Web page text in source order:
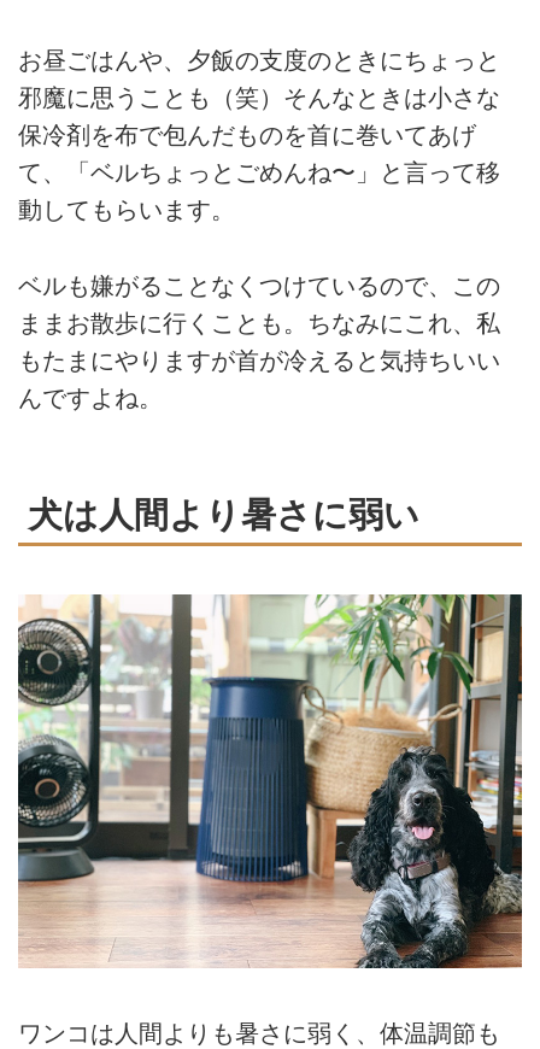
お昼ごはんや、夕飯の支度のときにちょっと
邪魔に思うことも（笑）そんなときは小さな
保冷剤を布で包んだものを首に巻いてあげ
て、「ベルちょっとごめんね〜」と言って移
動してもらいます。
ベルも嫌がることなくつけているので、この
ままお散歩に行くことも。ちなみにこれ、私
もたまにやりますが首が冷えると気持ちいい
んですよね。
犬は人間より暑さに弱い
ワンコは人間よりも暑さに弱く、体温調節も